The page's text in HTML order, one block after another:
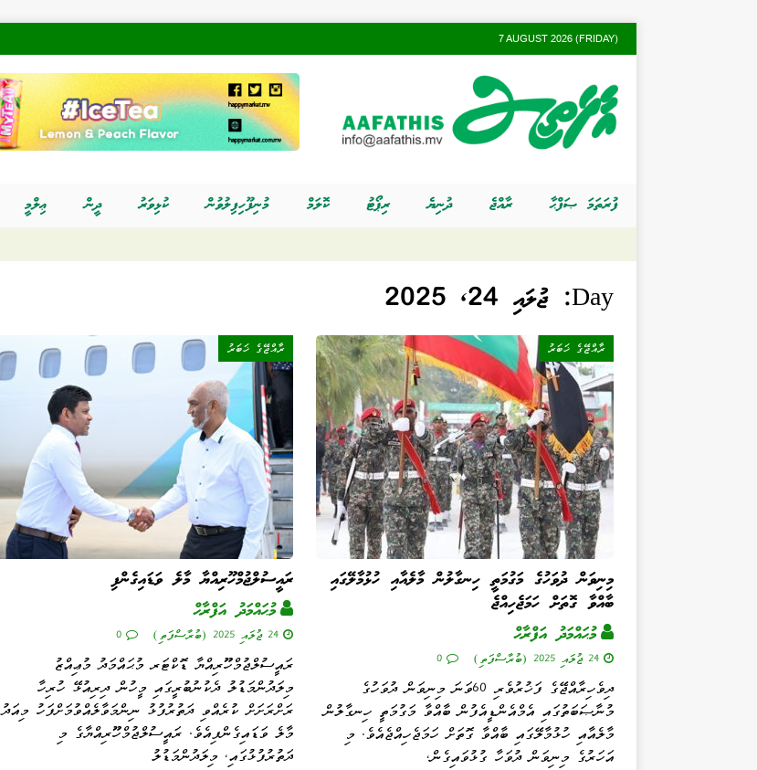
7 AUGUST 2026 (FRIDAY)
ފުރަތަމަ ޞަފްޙާ ރާއްޖެ ދުނިޔެ ރިޕޯޓު ކޮލަމް މުނިފޫހިފިލުވުން ކުޅިވަރު ދީން ޢިލްމީ
Day: ޖުލައި 24, 2025
ރާއްޖޭގެ ޚަބަރު
މިނިވަން ދުވަހުގެ މަގުމަތީ ހިނގާލުން މާލެއާއި ހުޅުމާލޭގައި
ބާއްވާ ގޮތަށް ހަމަޖެހިއްޖެ
މުޙައްމަދު އަފްރާޙް
24 ޖުލައި 2025 (ބުރާސްފަތި) 0
ދިވެހިރާއްޖޭގެ ފަޚުރުވެރި 60ވަނަ މިނިވަން ދުވަހުގެ
މުނާޞަބަތުގައި އެމްއެންޑީއެފުން ބާއްވާ މަގުމަތީ ހިނގާލުން
މާލެއާއި ހުޅުމާލޭގައި ބާއްވާ ގޮތަށް ހަމަޖެހިއްޖެއެވެ. މި
އަހަރުގެ މިނިވަން ދުވަހާ ގުޅުވައިގެން،
ރާއްޖޭގެ ޚަބަރު
ރައީސުލްޖުމްހޫރިއްޔާ މާލެ ވަޑައިގެންފި
މުޙައްމަދު އަފްރާޙް
24 ޖުލައި 2025 (ބުރާސްފަތި) 0
ރައީސުލްޖުމްހޫރިއްޔާ ޑޮކްޓަރ މުޙައްމަދު މުޢިއްޒު
މިލަދުންމަޑުލު ދެކުނުބުރީގައި މީހުން ދިރިއުޅޭ ހުރިހާ
ރަށްރަށަށް ކުރެއްވި ދަތުރުފުޅު ނިންމަވާލެއްވުމަށްފަހު މިއަދު
މާލެ ވަޑައިގެންފިއެވެ. ރައީސުލްޖުމްހޫރިއްޔާގެ މި
ދަތުރުފުޅުގައި، މިލަދުންމަޑުލު